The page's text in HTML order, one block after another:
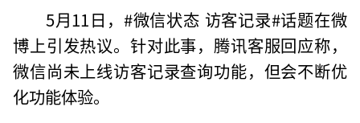
5月11日，#微信状态 访客记录#话题在微
博上引发热议。针对此事，腾讯客服回应称，
微信尚未上线访客记录查询功能，但会不断优
化功能体验。